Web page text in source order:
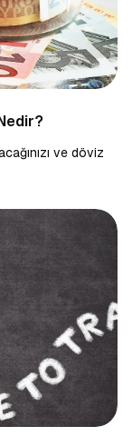
ve döviz